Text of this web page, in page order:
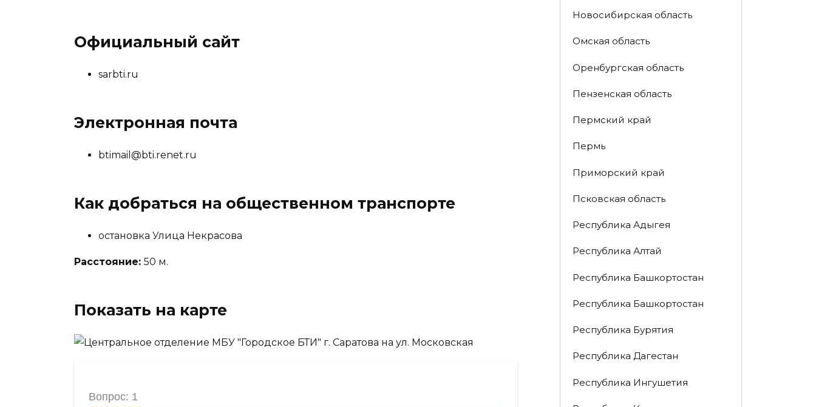
Официальный сайт
sarbti.ru
Электронная почта
btimail@bti.renet.ru
Как добраться на общественном транспорте
остановка Улица Некрасова
Расстояние: 50 м.
Показать на карте
Новосибирская область
Омская область
Оренбургская область
Пензенская область
Пермский край
Пермь
Приморский край
Псковская область
Республика Адыгея
Республика Алтай
Республика Башкортостан
Республика Башкортостан
Республика Бурятия
Республика Дагестан
Республика Ингушетия